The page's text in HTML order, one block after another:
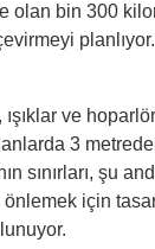
bin 300
planlıyor.
ve
3
sınırları, şu
için